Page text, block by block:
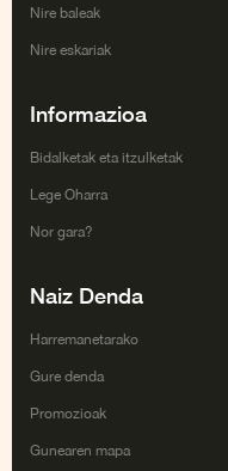
Nire baleak
Nire eskariak
Informazioa
Bidalketak eta itzulketak
Lege Oharra
Nor gara?
Naiz Denda
Harremanetarako
Gure denda
Promozioak
Gunearen mapa